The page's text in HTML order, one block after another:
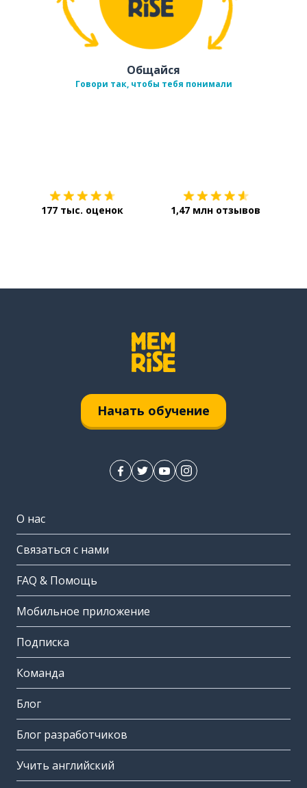
Общайся
Говори так, чтобы тебя понимали
177 тыс. оценок 1,47 млн отзывов
Начать обучение
О нас
Связаться с нами
FAQ & Помощь
Мобильное приложение
Подписка
Команда
Блог
Блог разработчиков
Учить английский